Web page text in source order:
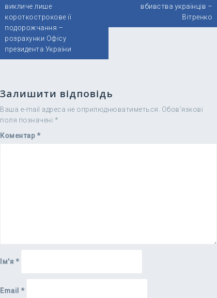
викличе лише
короткострокове її
подорожчання –
розрахунки Офісу
президента України
вбивства українців –
Вітренко
Залишити відповідь
Ваша e-mail адреса не оприлюднюватиметься.
Обов’язкові
поля позначені *
Коментар *
Ім'я *
Email *